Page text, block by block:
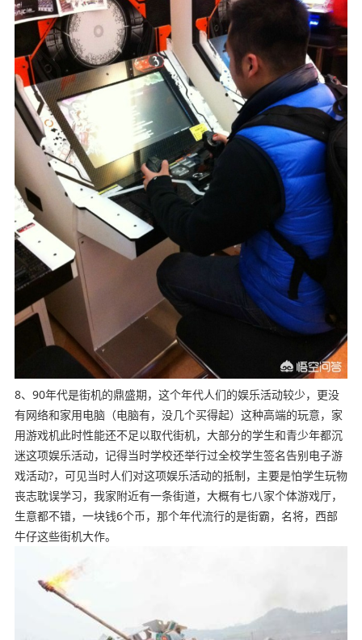
8、90年代是街机的鼎盛期，这个年代人们的娱乐活动较少，更没
有网络和家用电脑（电脑有，没几个买得起）这种高端的玩意，家
用游戏机此时性能还不足以取代街机，大部分的学生和青少年都沉
迷这项娱乐活动，记得当时学校还举行过全校学生签名告别电子游
戏活动?，可见当时人们对这项娱乐活动的抵制，主要是怕学生玩物
丧志耽误学习，我家附近有一条街道，大概有七八家个体游戏厅，
生意都不错，一块钱6个币，那个年代流行的是街霸，名将，西部
牛仔这些街机大作。